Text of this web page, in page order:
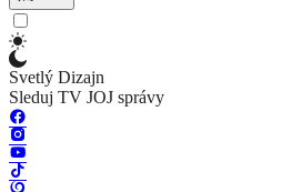
Svetlý Dizajn
Sleduj TV JOJ správy